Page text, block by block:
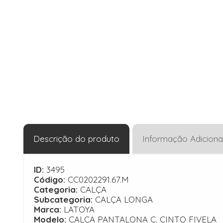
Descrição do produto Informação
ID: 3495
Código: CC0202291.67.M
Categoria: CALÇA
Subcategoria: CALÇA LONGA
Marca: LATOYA
Modelo: CALCA PANTALONA C. CINTO FIVELA